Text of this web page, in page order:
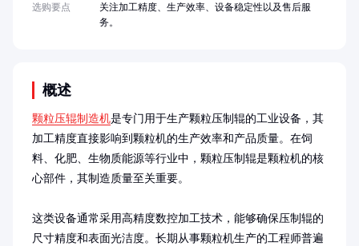
概述
颗粒压辊制造机是专门用于生产颗粒压制辊的工业设备，其
加工精度直接影响到颗粒机的生产效率和产品质量。在饲
料、化肥、生物质能源等行业中，颗粒压制辊是颗粒机的核
心部件，其制造质量至关重要。
这类设备通常采用高精度数控加工技术，能够确保压制辊的
尺寸精度和表面光洁度。长期从事颗粒机生产的工程师普遍
选购要点
关注加工精度、生产效率、设备稳定性以及售后服
务。